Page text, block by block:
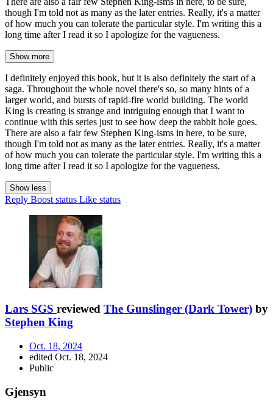
though I'm told not as many as the later entries. Really, it's a matter
of how much you can tolerate the particular style. I'm writing this a
long time after I read it so I apologize for the vagueness.
Show more
I definitely enjoyed this book, but it is also definitely the start of a
saga. Throughout the whole novel there's so, so many hints of a
larger world, and bursts of rapid-fire world building. The world
King is creating is strange and intriguing enough that I want to
continue with this series just to see how deep the rabbit hole goes.
There are also a fair few Stephen King-isms in here, to be sure,
though I'm told not as many as the later entries. Really, it's a matter
of how much you can tolerate the particular style. I'm writing this a
long time after I read it so I apologize for the vagueness.
Show less
Reply Boost status Like status
Lars SGS reviewed The Gunslinger (Dark Tower) by
Stephen King
Oct. 18, 2024
edited Oct. 18, 2024
Public
Gjensyn